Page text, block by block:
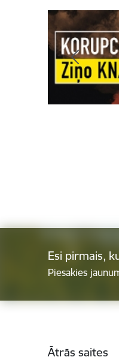
Esi pirmais,
Piesakies
Ātrās saites